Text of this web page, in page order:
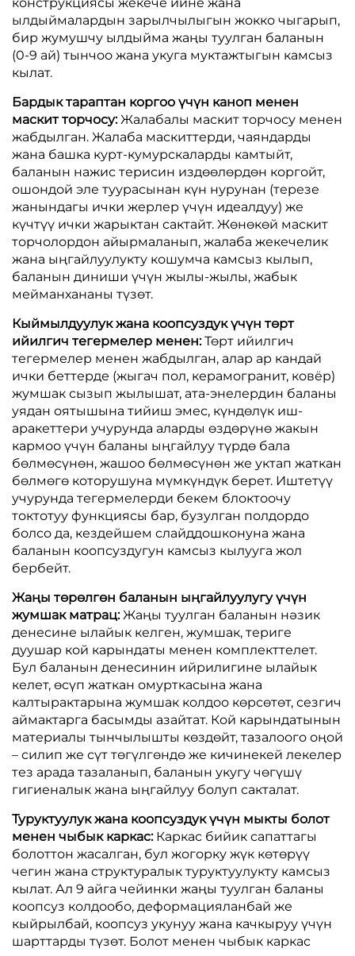
ылдыймалардын зарылчылыгын жокко чыгарып,
бир жумушчу ылдыйма жаңы туулган баланын
(0-9 ай) тынчоо жана укуга муктажтыгын камсыз
кылат.
Бардык тараптан коргоо үчүн каноп менен
маскит торчосу:Жалабалы маскит торчосу менен
жабдылган. Жалаба маскиттерди, чаяндарды
жана башка курт-кумурскаларды камтыйт,
баланын нажис терисин издөөлөрдөн коргойт,
ошондой эле туурасынан күн нурунан (терезе
жанындагы ички жерлер үчүн идеалдуу) же
күчтүү ички жарыктан сактайт. Жөнөкөй маскит
торчолордон айырмаланып, жалаба жекечелик
жана ыңгайлуулукту кошумча камсыз кылып,
баланын диниши үчүн жылы-жылы, жабык
мейманхананы түзөт.
Кыймылдуулук жана коопсуздук үчүн төрт
ийилгич тегермелер менен:Төрт ийилгич
тегермелер менен жабдылган, алар ар кандай
ички беттерде (жыгач пол, керамогранит, ковёр)
жумшак сызып жылышат, ата-энелердин баланы
уядан оятышына тийиш эмес, күндөлүк иш-
аракеттери учурунда аларды өздөрүнө жакын
кармоо үчүн баланы ыңгайлуу түрдө бала
бөлмөсүнөн, жашоо бөлмөсүнөн же уктап жаткан
бөлмөгө которушуна мүмкүндүк берет. Иштетүү
учурунда тегермелерди бекем блоктоочу
токтотуу функциясы бар, бузулган полдордо
болсо да, кездейшем слайддошконуна жана
баланын коопсуздугун камсыз кылууга жол
бербейт.
Жаңы төрөлгөн баланын ыңгайлуулугу үчүн
жумшак матрац:Жаңы туулган баланын нәзик
денесине ылайык келген, жумшак, териге
дуушар кой карындаты менен комплекттелет.
Бул баланын денесинин ийрилигине ылайык
келет, өсүп жаткан омурткасына жана
калтырактарына жумшак колдоо көрсөтөт, сезгич
аймактарга басымды азайтат. Кой карындатынын
материалы тынчылышты көздөйт, тазалоого оңой
– силип же сүт төгүлгөндө же кичинекей лекелер
тез арада тазаланып, баланын укугу чөгүшү
гигиеналык жана ыңгайлуу болуп сакталат.
Туруктуулук жана коопсуздук үчүн мыкты болот
менен чыбык каркас: Каркас бийик сапаттагы
болоттон жасалган, бул жогорку жүк көтөрүү
чегин жана структуралык туруктуулукту камсыз
кылат. Ал 9 айга чейинки жаңы туулган баланы
коопсуз колдообо, деформацияланбай же
кыйрылбай, коопсуз укунуу жана качкыруу үчүн
шарттарды түзөт. Болот менен чыбык каркас